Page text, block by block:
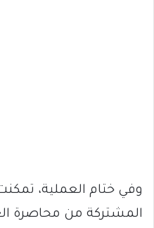
وفي ختام العملية،
المشتركة من محاصرة